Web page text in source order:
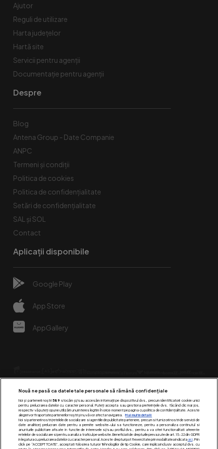
Ajutor
Reguli de utilizare
Harta județelor
Hartă site
Servicii pentru agenții
Documentație pentru agenții
Despre
Blog
Antena Group - Date Companie
ANPC
Termeni și condiții
Politica de cookies
Politica de confidențialitate
Setări de confidențialitate
SAL și SOL
Contact
Aplicații disponibile
Google Play
App Store
AppGallery
Urmărește-ne pe:
Nouă ne pasă ca datele tale personale să rămână confidențiale
Noi și partenerii noștri 589stocăm și/sau accesăm informații pe dispozitivul dvs., precum identificatorii cookie unici
pentru prelucrarea datelor cu caracter personal. Puteți accepta sau gestiona preferințele dvs. făcând clic mai jos,
respectiv vă puteți opune utilizării unui interes legitim în orice moment pe pagina cu politica de confidențialitate. Aceste
alegeri vor fi raportate partenerilor noștri și nu vă vor afecta navigarea.
Mai multe detalii
Noi si partenerii nostri (retelele de socializare si agentiile de publicitate partenere, precum si furnizorii nostri de servicii de
date analitice) prelucram date pentru a permite website-ului sa functioneze, pentru a personaliza continutul si
anunturile publicitare afisate in functie de interesele si/sau profilul dvs., pentru a va oferi functionalitati aferente
retelelor de socializare si pentru a analiza traficul pe website. Beneficiati de drepturile prevazute de art. 15-22 din GDPR
in legatura cu prelucrarea datelor cu caracter personal. Aceste drepturi pot fi exercitate prin modalitatea indicataaici. Prin
click pe “ACCEPT TOATE”, acceptati folosirea tuturor Tehnologiilor de tip Cookie, care implica inclusiv acceptul dvs. cu